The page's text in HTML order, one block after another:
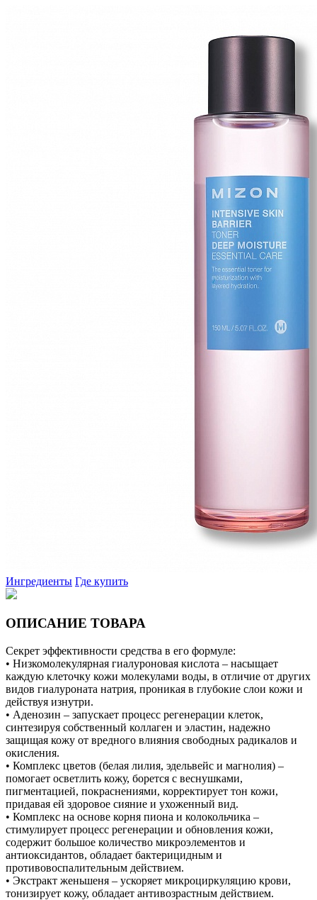
Ингредиенты Где купить
ОПИСАНИЕ ТОВАРА
Секрет эффективности средства в его формуле:
• Низкомолекулярная гиалуроновая кислота – насыщает
каждую клеточку кожи молекулами воды, в отличие от других
видов гиалуроната натрия, проникая в глубокие слои кожи и
действуя изнутри.
• Аденозин – запускает процесс регенерации клеток,
синтезируя собственный коллаген и эластин, надежно
защищая кожу от вредного влияния свободных радикалов и
окисления.
• Комплекс цветов (белая лилия, эдельвейс и магнолия) –
помогает осветлить кожу, борется с веснушками,
пигментацией, покраснениями, корректирует тон кожи,
придавая ей здоровое сияние и ухоженный вид.
• Комплекс на основе корня пиона и колокольчика –
стимулирует процесс регенерации и обновления кожи,
содержит большое количество микроэлементов и
антиоксидантов, обладает бактерицидным и
противовоспалительным действием.
• Экстракт женьшеня – ускоряет микроциркуляцию крови,
тонизирует кожу, обладает антивозрастным действием.